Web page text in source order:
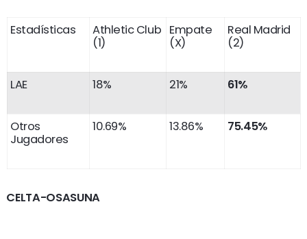
Estadísticas
Athletic Club
(1)
Empate
(X)
Real Madrid
(2)
LAE 18% 21% 61%
Otros
Jugadores
10.69% 13.86% 75.45%
CELTA-OSASUNA